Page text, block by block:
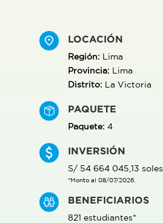
LOCACIÓN
Región: Lima
Provincia: Lima
Distrito: La Victoria
PAQUETE
Paquete: 4
INVERSIÓN
S/ 54 664 045,13 soles
*Monto al 08/07/2026.
BENEFICIARIOS
821 estudiantes*